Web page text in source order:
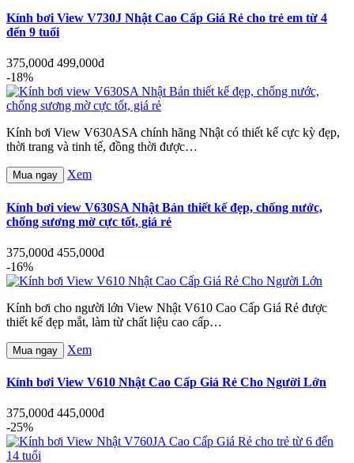
Kính bơi View V730J Nhật Cao Cấp Giá Rẻ cho trẻ em từ 4
đến 9 tuổi
375,000đ 499,000đ
-18%
Kính bơi View V630ASA chính hãng Nhật có thiết kế cực kỳ đẹp,
thời trang và tinh tế, đồng thời được…
Mua ngay Xem
Kính bơi view V630SA Nhật Bản thiết kế đẹp, chống nước,
chống sương mờ cực tốt, giá rẻ
375,000đ 455,000đ
-16%
Kính bơi cho người lớn View Nhật V610 Cao Cấp Giá Rẻ được
thiết kế đẹp mắt, làm từ chất liệu cao cấp…
Mua ngay Xem
Kính bơi View V610 Nhật Cao Cấp Giá Rẻ Cho Người Lớn
375,000đ 445,000đ
-25%